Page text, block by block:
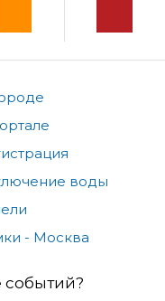
воды
- Москва
событий?